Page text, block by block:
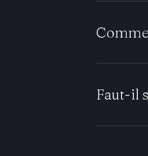
Faut-il